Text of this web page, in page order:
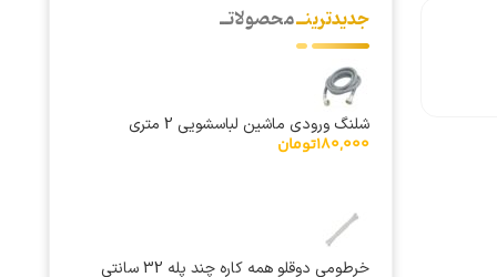
جدیدترینــمحصولاتــ
شلنگ ورودی ماشین لباسشویی 2 متری
180,000تومان
خرطومی دوقلو همه كاره چند پله 32 سانتی